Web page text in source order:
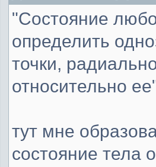
"Состояние
определить
точки,
относительно
тут мне
состояние тела